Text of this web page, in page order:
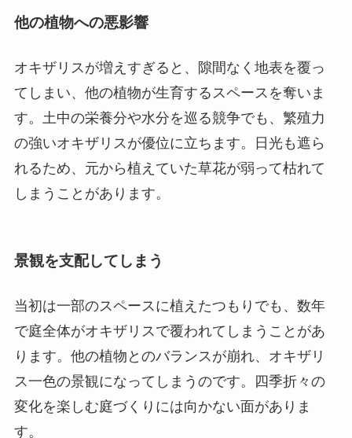
他の植物への悪影響
オキザリスが増えすぎると、隙間なく地表を覆っ
てしまい、他の植物が生育するスペースを奪いま
す。土中の栄養分や水分を巡る競争でも、繁殖力
の強いオキザリスが優位に立ちます。日光も遮ら
れるため、元から植えていた草花が弱って枯れて
しまうことがあります。
景観を支配してしまう
当初は一部のスペースに植えたつもりでも、数年
で庭全体がオキザリスで覆われてしまうことがあ
ります。他の植物とのバランスが崩れ、オキザリ
ス一色の景観になってしまうのです。四季折々の
変化を楽しむ庭づくりには向かない面がありま
す。